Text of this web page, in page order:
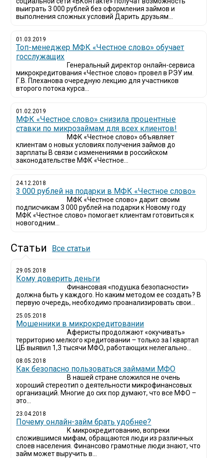
выиграть 3 000 рублей без оформления займов и
выполнения сложных условий Дарить друзьям...
01.03.2019
Топ-менеджер МФК «Честное слово» обучает
госслужащих
Генеральный директор онлайн-сервиса
микрокредитования «Честное слово» провел в РЭУ им.
Г.В. Плеханова очередную лекцию для участников
второго потока курса...
01.02.2019
МФК «Честное слово» снизила процентные
ставки по микрозаймам для всех клиентов!
МФК «Честное слово» объявляет
клиентам о новых условиях получения займов до
зарплаты В связи с изменениями в российском
законодательстве МФК «Честное...
24.12.2018
3 000 рублей на подарки в МФК «Честное слово»
МФК «Честное слово» дарит своим
подписчикам 3 000 рублей на подарки к Новому году
МФК «Честное слово» помогает клиентам готовиться к
новогодним...
Статьи Все статьи
29.05.2018
Кому доверить деньги
Финансовая «подушка безопасности»
должна быть у каждого. Но каким методом ее создать? В
первую очередь, необходимо проанализировать свои...
25.05.2018
Мошенники в микрокредитовании
Аферисты продолжают «окучивать»
территорию мелкого кредитовании – только за I квартал
ЦБ выявил 1,3 тысячи МФО, работающих нелегально...
08.05.2018
Как безопасно пользоваться займами МФО
В нашей стране сложился не очень
хороший стереотип о деятельности микрофинансовых
организаций. Многие до сих пор думают, что все МФО –
это...
23.04.2018
Почему онлайн-займ брать удобнее?
К микрокредитованию, вопреки
сложившимся мифам, обращаются люди из различных
слоев населения. Финансово грамотные люди знают, что
займ может выручить в...